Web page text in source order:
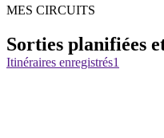
MES CIRCUITS
Sorties planifiées
Itinéraires enregistrés1